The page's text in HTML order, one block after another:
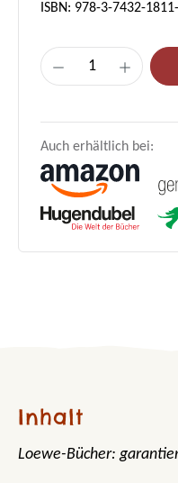
ISBN: 978-3-7432-
Produkt Anzahl:
Auch erhältlich bei:
Inhalt
Loewe-Bücher: